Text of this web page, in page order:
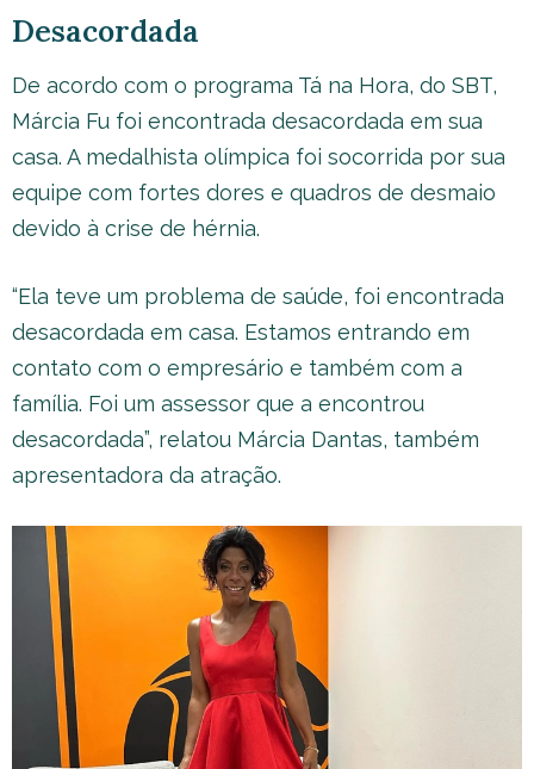
Desacordada
De acordo com o programa Tá na Hora, do SBT,
Márcia Fu foi encontrada desacordada em sua
casa. A medalhista olímpica foi socorrida por sua
equipe com fortes dores e quadros de desmaio
devido à crise de hérnia.
“Ela teve um problema de saúde, foi encontrada
desacordada em casa. Estamos entrando em
contato com o empresário e também com a
família. Foi um assessor que a encontrou
desacordada”, relatou Márcia Dantas, também
apresentadora da atração.